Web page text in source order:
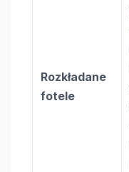
Rozkładane
fotele